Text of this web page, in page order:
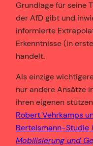
Grundlage für seine
der AfD gibt und
informierte
Erkenntnisse (in
handelt.
Als einzige
nur andere Ansätze
ihren eigenen
Robert Vehrkamps
Bertelsmann-Studie
Mobilisierung und